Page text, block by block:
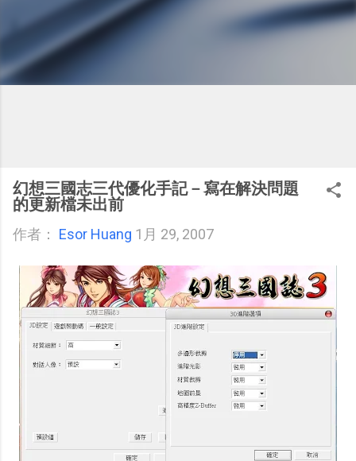
幻想三國志三代優化手記－寫在解決問題
的更新檔未出前
作者： Esor Huang 1月 29, 2007